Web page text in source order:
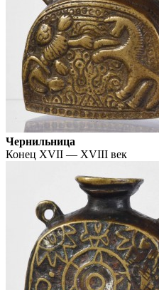
Чернильница
Конец XVII — XVIII век